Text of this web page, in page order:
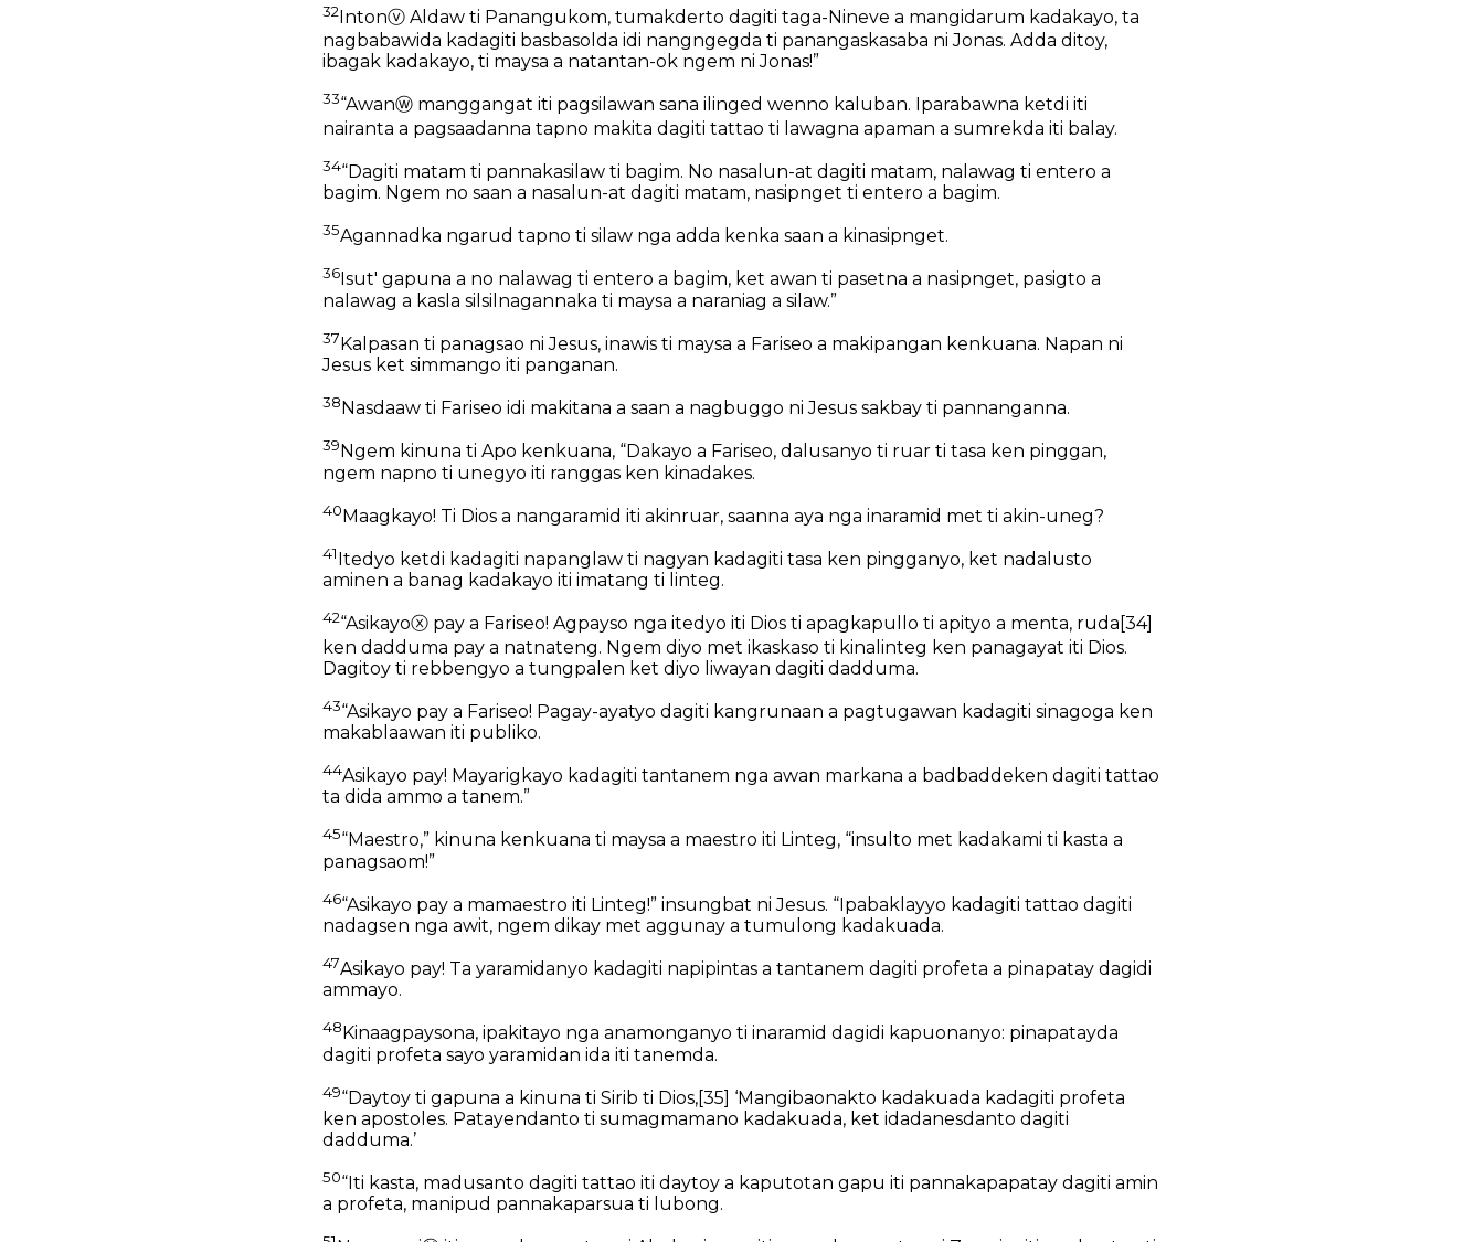
32 Intonⓥ Aldaw ti Panangukom, tumakderto dagiti taga-Nineve a mangidarum kadakayo, ta
nagbabawida kadagiti basbasolda idi nangngegda ti panangaskasaba ni Jonas. Adda ditoy,
ibagak kadakayo, ti maysa a natantan-ok ngem ni Jonas!”
33“Awanⓦ manggangat iti pagsilawan sana ilinged wenno kaluban. Iparabawna ketdi iti
nairanta a pagsaadanna tapno makita dagiti tattao ti lawagna apaman a sumrekda iti balay.
34“Dagiti matam ti pannakasilaw ti bagim. No nasalun-at dagiti matam, nalawag ti entero a
bagim. Ngem no saan a nasalun-at dagiti matam, nasipnget ti entero a bagim.
35Agannadka ngarud tapno ti silaw nga adda kenka saan a kinasipnget.
36 Isut' gapuna a no nalawag ti entero a bagim, ket awan ti pasetna a nasipnget, pasigto a
nalawag a kasla silsilnagannaka ti maysa a naraniag a silaw.”
37Kalpasan ti panagsao ni Jesus, inawis ti maysa a Fariseo a makipangan kenkuana. Napan ni
Jesus ket simmango iti panganan.
38 Nasdaaw ti Fariseo idi makitana a saan a nagbuggo ni Jesus sakbay ti pannanganna.
39 Ngem kinuna ti Apo kenkuana, “Dakayo a Fariseo, dalusanyo ti ruar ti tasa ken pinggan,
ngem napno ti unegyo iti ranggas ken kinadakes.
40Maagkayo! Ti Dios a nangaramid iti akinruar, saanna aya nga inaramid met ti akin-uneg?
41 Itedyo ketdi kadagiti napanglaw ti nagyan kadagiti tasa ken pingganyo, ket nadalusto
aminen a banag kadakayo iti imatang ti linteg.
42“Asikayoⓧ pay a Fariseo! Agpayso nga itedyo iti Dios ti apagkapullo ti apityo a menta, ruda [34]
ken dadduma pay a natnateng. Ngem diyo met ikaskaso ti kinalinteg ken panagayat iti Dios.
Dagitoy ti rebbengyo a tungpalen ket diyo liwayan dagiti dadduma.
43“Asikayo pay a Fariseo! Pagay-ayatyo dagiti kangrunaan a pagtugawan kadagiti sinagoga ken
makablaawan iti publiko.
44Asikayo pay! Mayarigkayo kadagiti tantanem nga awan markana a badbaddeken dagiti tattao
ta dida ammo a tanem.”
45“Maestro,” kinuna kenkuana ti maysa a maestro iti Linteg, “insulto met kadakami ti kasta a
panagsaom!”
46“Asikayo pay a mamaestro iti Linteg!” insungbat ni Jesus. “Ipabaklayyo kadagiti tattao dagiti
nadagsen nga awit, ngem dikay met aggunay a tumulong kadakuada.
47Asikayo pay! Ta yaramidanyo kadagiti napipintas a tantanem dagiti profeta a pinapatay dagidi
ammayo.
48 Kinaagpaysona, ipakitayo nga anamonganyo ti inaramid dagidi kapuonanyo: pinapatayda
dagiti profeta sayo yaramidan ida iti tanemda.
49“Daytoy ti gapuna a kinuna ti Sirib ti Dios,[35] ‘Mangibaonakto kadakuada kadagiti profeta
ken apostoles. Patayendanto ti sumagmamano kadakuada, ket idadanesdanto dagiti
dadduma.’
50“Iti kasta, madusanto dagiti tattao iti daytoy a kaputotan gapu iti pannakapapatay dagiti amin
a profeta, manipud pannakaparsua ti lubong.